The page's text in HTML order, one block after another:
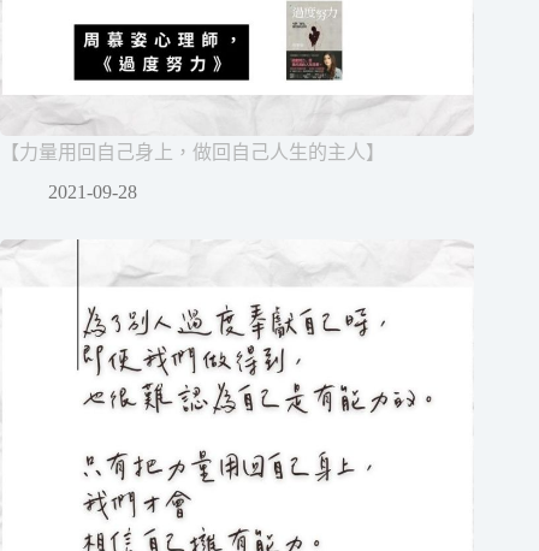
【力量用回自己身上，做回自己人生的主人】
2021-09-28